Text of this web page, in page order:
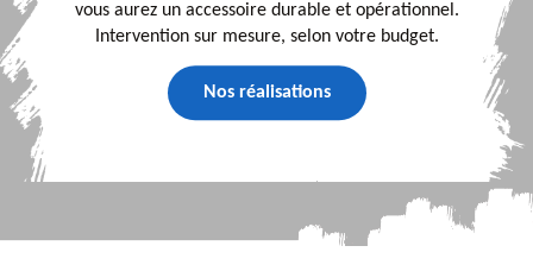
vous aurez un accessoire durable et opérationnel.
Intervention sur mesure, selon votre budget.
Nos réalisations